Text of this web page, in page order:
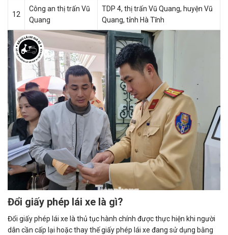
12
Công an thị trấn Vũ
Quang
TDP 4, thị trấn Vũ Quang, huyện Vũ
Quang, tỉnh Hà Tĩnh
Đổi giấy phép lái xe là gì?
Đổi giấy phép lái xe là thủ tục hành chính được thực hiện khi người
dân cần cấp lại hoặc thay thế giấy phép lái xe đang sử dụng bằng